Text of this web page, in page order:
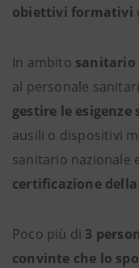
obiettivi formativi
In ambito sanitario
al personale
gestire le esigenze
ausili o dispositivi
sanitario nazionale
certificazione
Poco più di 3
convinte che lo